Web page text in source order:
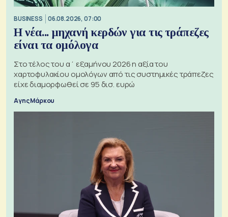
BUSINESS 06.08.2026, 07:00
Η νέα... μηχανή κερδών για τις τράπεζες
είναι τα ομόλογα
Στο τέλος του α΄ εξαμήνου 2026 η αξία του
χαρτοφυλακίου ομολόγων από τις συστημικές τράπεζες
είχε διαμορφωθεί σε 95 δισ. ευρώ
Αγης Μάρκου